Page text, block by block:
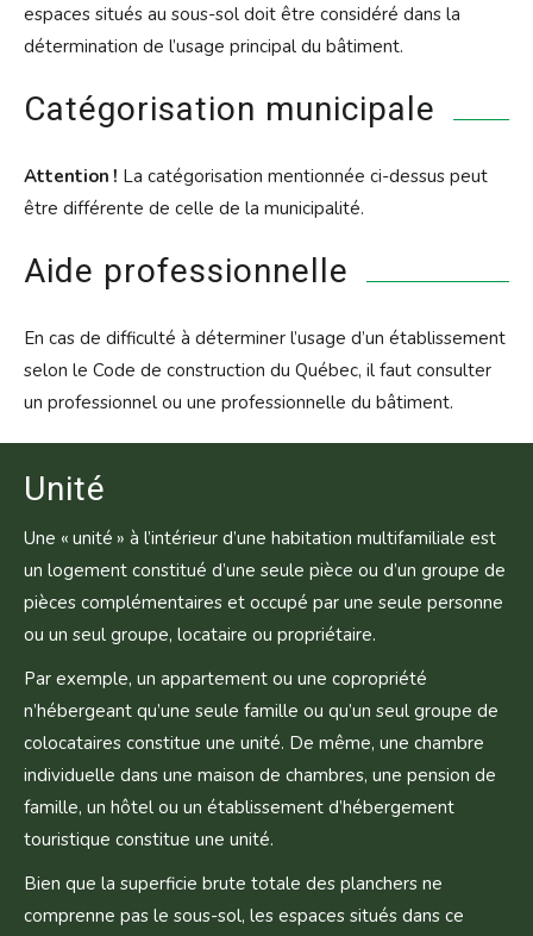
espaces situés au sous-sol doit être considéré dans la
détermination de l’usage principal du bâtiment.
Catégorisation municipale
Attention ! La catégorisation mentionnée ci-dessus peut
être différente de celle de la municipalité.
Aide professionnelle
En cas de difficulté à déterminer l’usage d’un établissement
selon le Code de construction du Québec, il faut consulter
un professionnel ou une professionnelle du bâtiment.
Unité
Une « unité » à l’intérieur d’une habitation multifamiliale est
un logement constitué d’une seule pièce ou d’un groupe de
pièces complémentaires et occupé par une seule personne
ou un seul groupe, locataire ou propriétaire.
Par exemple, un appartement ou une copropriété
n’hébergeant qu’une seule famille ou qu’un seul groupe de
colocataires constitue une unité. De même, une chambre
individuelle dans une maison de chambres, une pension de
famille, un hôtel ou un établissement d’hébergement
touristique constitue une unité.
Bien que la superficie brute totale des planchers ne
comprenne pas le sous-sol, les espaces situés dans ce